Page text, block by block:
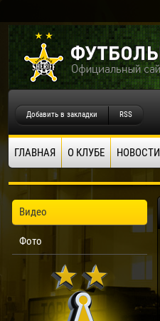
Добавить в закладки RSS
ГЛАВНАЯ О КЛУБЕ НОВОСТИ
Видео
Фото